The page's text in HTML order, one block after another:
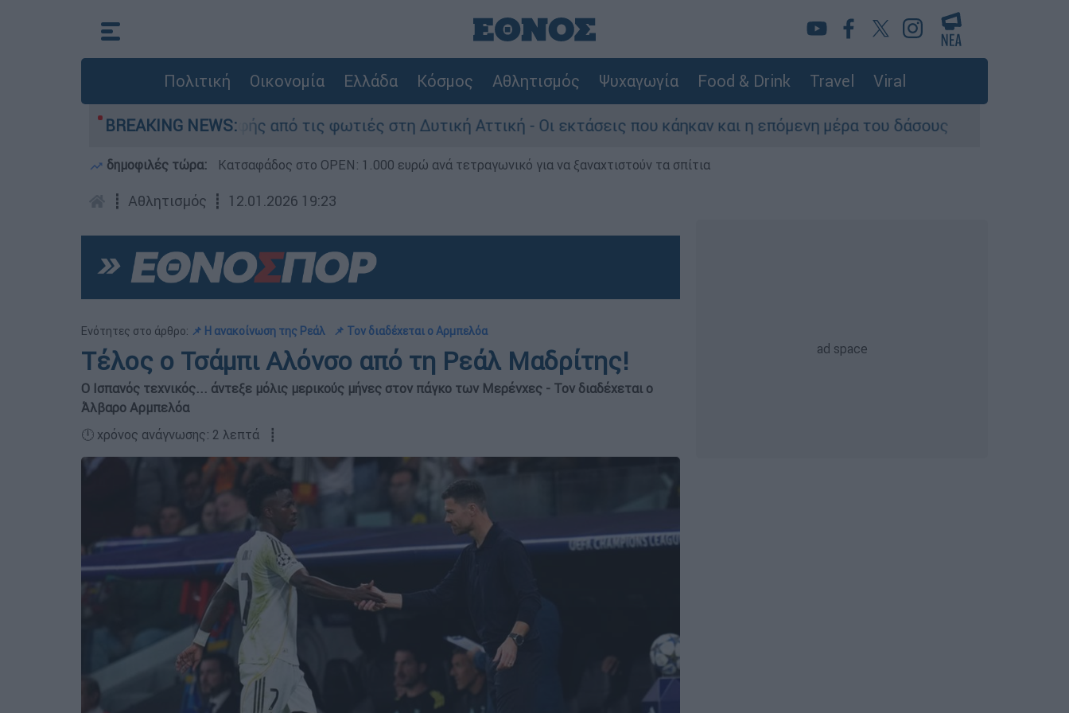
Πολιτική Οικονομία Ελλάδα Κόσμος Αθλητισμός Ψυχαγωγία Food & Drink Travel Viral
BREAKING NEWS:
της καταστροφής από τις φωτιές στη Δυτική Αττική - Οι εκτάσεις που κάηκαν και η επόμενη μέρα του δάσους Προφυλακιστέος ο
δημοφιλές τώρα: Κατσαφάδος στο OPEN: 1.000 ευρώ ανά τετραγωνικό για να ξαναχτιστούν τα σπίτια
┋ Αθλητισμός ┋ 12.01.2026 19:23
Ενότητες στο άρθρο: 📌 Η ανακοίνωση της Ρεάλ 📌 Τον διαδέχεται ο Αρμπελόα
Τέλος ο Τσάμπι Αλόνσο από τη Ρεάλ Μαδρίτης!
Ο Ισπανός τεχνικός... άντεξε μόλις μερικούς μήνες στον πάγκο των Μερένχες - Τον διαδέχεται ο
Άλβαρο Αρμπελόα
🕛 χρόνος ανάγνωσης: 2 λεπτά ┋